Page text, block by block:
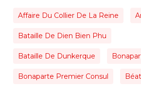
Affaire Du Collier De La Reine
Bataille De Dien Bien Phu
Bataille De Dunkerque
Bonaparte Premier Consul